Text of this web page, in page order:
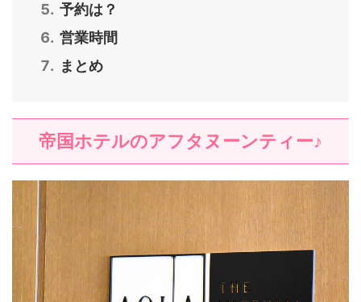
予約は？
営業時間
まとめ
帝国ホテルのアフタヌーンティー♪